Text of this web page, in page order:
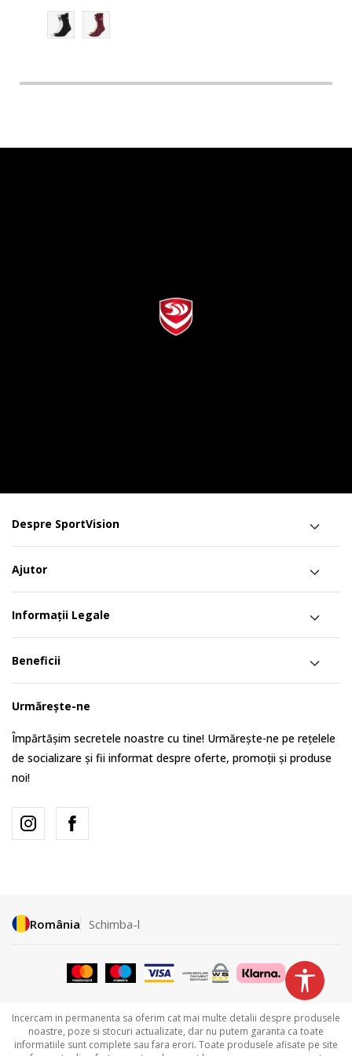
Despre SportVision
Ajutor
Informații Legale
Beneficii
Urmărește-ne
Împărtășim secretele noastre cu tine! Urmărește-ne pe rețelele
de socializare și fii informat despre oferte, promoții și produse
noi!
România Schimba-l
Incercam in permanenta sa oferim cat mai multe detalii despre produsele
noastre, poze si stocuri actualizate, dar nu putem garanta ca toate
informatiile sunt complete sau fara erori. Toate produsele afisate pe site